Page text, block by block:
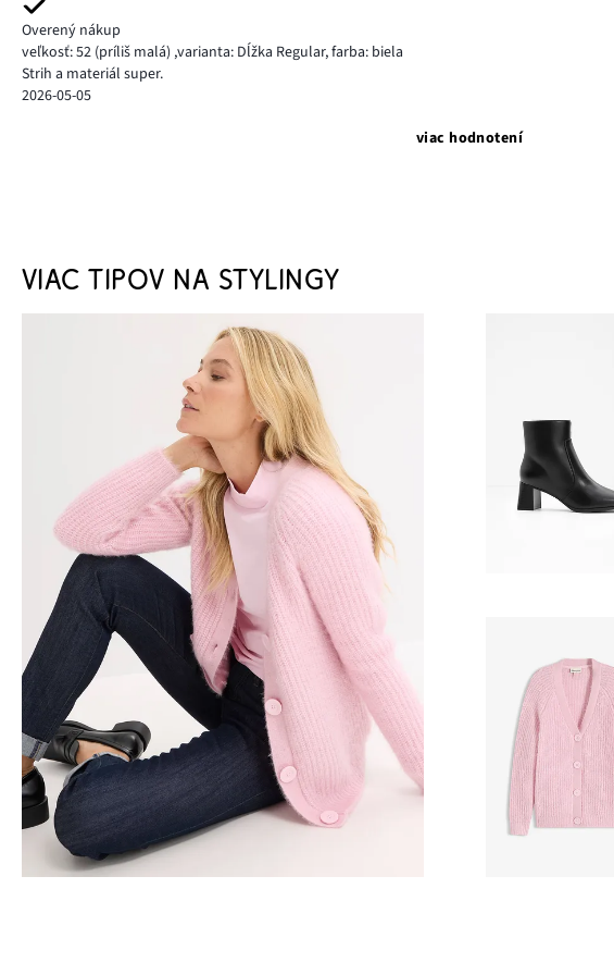
Overený nákup
veľkosť: 52 (príliš malá) ,varianta: Dĺžka Regular,farba: biela
Strih a materiál super.
2026-05-05
viac hodnotení
VIAC TIPOV NA STYLINGY